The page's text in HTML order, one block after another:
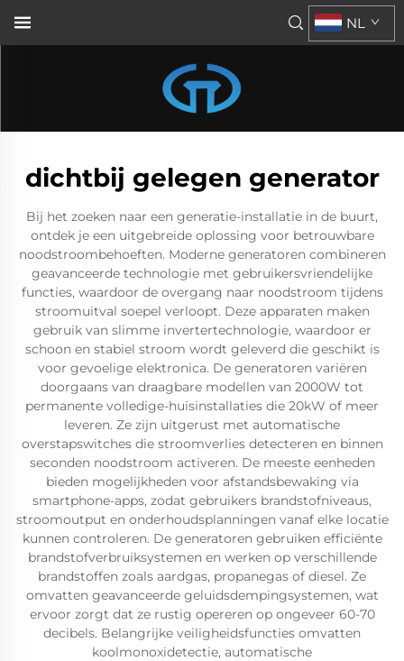
NL
dichtbij gelegen generator
Bij het zoeken naar een generatie-installatie in de buurt,
ontdek je een uitgebreide oplossing voor betrouwbare
noodstroombehoeften. Moderne generatoren combineren
geavanceerde technologie met gebruikersvriendelijke
functies, waardoor de overgang naar noodstroom tijdens
stroomuitval soepel verloopt. Deze apparaten maken
gebruik van slimme invertertechnologie, waardoor er
schoon en stabiel stroom wordt geleverd die geschikt is
voor gevoelige elektronica. De generatoren variëren
doorgaans van draagbare modellen van 2000W tot
permanente volledige-huisinstallaties die 20kW of meer
leveren. Ze zijn uitgerust met automatische
overstapswitches die stroomverlies detecteren en binnen
seconden noodstroom activeren. De meeste eenheden
bieden mogelijkheden voor afstandsbewaking via
smartphone-apps, zodat gebruikers brandstofniveaus,
stroomoutput en onderhoudsplanningen vanaf elke locatie
kunnen controleren. De generatoren gebruiken efficiënte
brandstofverbruiksystemen en werken op verschillende
brandstoffen zoals aardgas, propanegas of diesel. Ze
omvatten geavanceerde geluidsdempingsystemen, wat
ervoor zorgt dat ze rustig opereren op ongeveer 60-70
decibels. Belangrijke veiligheidsfuncties omvatten
koolmonoxidetectie, automatische